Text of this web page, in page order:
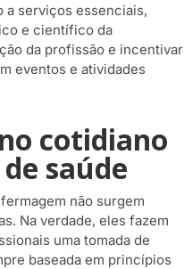
a serviços essenciais,
e científico da
da profissão e incentivar
eventos e atividades
cotidiano
saúde
não surgem
Na verdade, eles fazem
uma tomada de
baseada em princípios